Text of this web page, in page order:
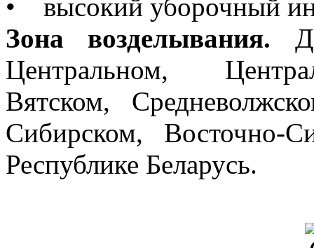
• высокий уборочный
Зона возделывания.
Центральном,
Вятском,
Сибирском, Восточно-
Республике Беларусь.